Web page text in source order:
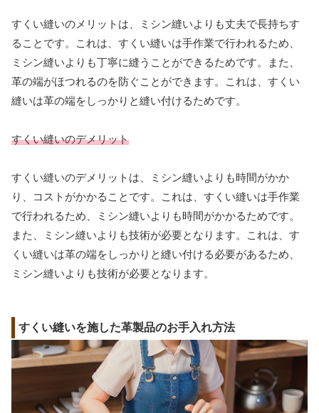
すくい縫いのメリットは、ミシン縫いよりも丈夫で長持ちす
ることです。これは、すくい縫いは手作業で行われるため、
ミシン縫いよりも丁寧に縫うことができるためです。また、
革の端がほつれるのを防ぐことができます。これは、すくい
縫いは革の端をしっかりと縫い付けるためです。
すくい縫いのデメリット
すくい縫いのデメリットは、ミシン縫いよりも時間がかか
り、コストがかかることです。これは、すくい縫いは手作業
で行われるため、ミシン縫いよりも時間がかかるためです。
また、ミシン縫いよりも技術が必要となります。これは、す
くい縫いは革の端をしっかりと縫い付ける必要があるため、
ミシン縫いよりも技術が必要となります。
すくい縫いを施した革製品のお手入れ方法